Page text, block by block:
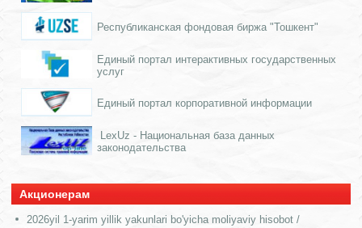
Республиканская фондовая биржа "Тошкент"
Единый портал интерактивных государственных
услуг
Единый портал корпоративной информации
LexUz - Национальная база данных
законодательства
Акционерам
2026yil 1-yarim yillik yakunlari bo'yicha moliyaviy hisobot /